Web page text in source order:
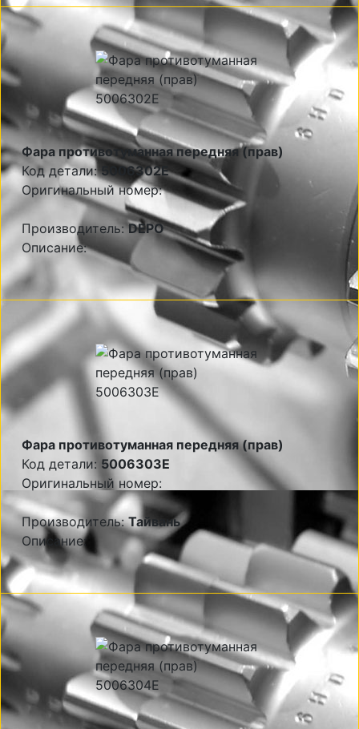
Фара противотуманная передняя (прав)
Код детали:5006302E
Оригинальный номер:
Производитель:DEPO
Описание:
Фара противотуманная передняя (прав)
Код детали: 5006303E
Оригинальный номер:
Производитель:Тайвань
Описание: